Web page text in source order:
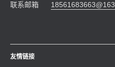
联系邮箱
友情链接